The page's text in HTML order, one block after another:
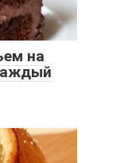
на